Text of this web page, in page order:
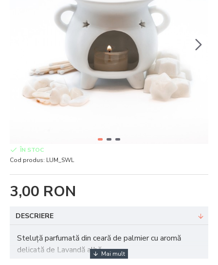
3,00 RON
ÎN STOC
Cod produs: LUM_SWL
DESCRIERE
Steluță parfumată din ceară de palmier cu aromă
delicată de Lavandă albă.